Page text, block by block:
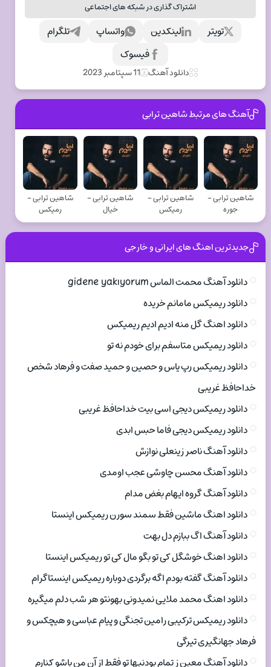
اشتراک گذاری در شبکه های اجتماعی
تلگرام واتساپ لینکدین
تویتر
فیسوک
دانلود آهنگ 11 سپتامبر 2023
آهنگ های مرتبط شاهین ترابی
شاهین ترابی -
جوره
شاهین ترابی -
رمیکس
شاهین ترابی -
خیال
شاهین ترابی -
رمیکس
جدیدترین اهنگ های ایرانی و خارجی
دانلود آهنگ محمت الماس gidene yakıyorum
دانلود ریمیکس مامانم خریده
دانلود اهنگ گل منه ادیم ادیم ریمیکس
دانلود ریمیکس متاسفم برای خودم نه تو
دانلود ریمیکس رپ یاس و حصین و حمید صفت و فرهاد شخص
خداحافظ غریبی
دانلود ریمیکس دیجی اسی بیت خداحافظ غریبی
دانلود ریمیکس دیجی فاما حبس ابدی
دانلود آهنگ ناصر زینعلی نوازش
دانلود آهنگ محسن چاوشی عجب اومدی
دانلود آهنگ گروه ایهام بغض مدام
دانلود اهنگ ماشین فقط سمند سورن ریمیکس اینستا
دانلود آهنگ اگ ببازم دل بهت
دانلود اهنگ خوشگل کی تو بگو مال کی تو ریمیکس اینستا
دانلود آهنگ گفته بودم اگه برگردی دوباره ریمیکس اینستاگرام
دانلود اهنگ محمد ملایی نمیدونی بهونتو هر شب دلم میگیره
دانلود ریمیکس ترکیبی رامین تجنگی و پیام عباسی و هیچکس و
فرهاد جهانگیری تیرگی
دانلود آهنگ معین ز تمام بودنیها تو فقط از آن من باشو کنارم